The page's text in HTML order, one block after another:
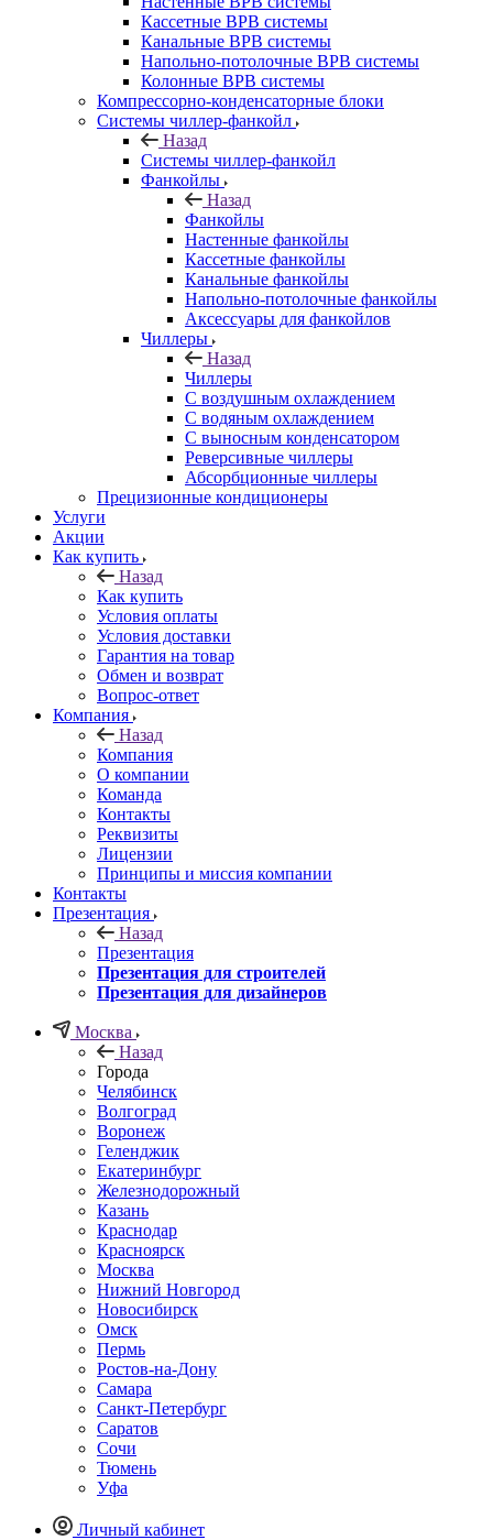
Кассетные ВРВ системы
Канальные ВРВ системы
Напольно-потолочные ВРВ системы
Колонные ВРВ системы
Компрессорно-конденсаторные блоки
Системы чиллер-фанкойл
Назад
Системы чиллер-фанкойл
Фанкойлы
Назад
Фанкойлы
Настенные фанкойлы
Кассетные фанкойлы
Канальные фанкойлы
Напольно-потолочные фанкойлы
Аксессуары для фанкойлов
Чиллеры
Назад
Чиллеры
С воздушным охлаждением
С водяным охлаждением
С выносным конденсатором
Реверсивные чиллеры
Абсорбционные чиллеры
Прецизионные кондиционеры
Услуги
Акции
Как купить
Назад
Как купить
Условия оплаты
Условия доставки
Гарантия на товар
Обмен и возврат
Вопрос-ответ
Компания
Назад
Компания
О компании
Команда
Контакты
Реквизиты
Лицензии
Принципы и миссия компании
Контакты
Презентация
Назад
Презентация
Презентация для строителей
Презентация для дизайнеров
Москва
Назад
Города
Челябинск
Волгоград
Воронеж
Геленджик
Екатеринбург
Железнодорожный
Казань
Краснодар
Красноярск
Москва
Нижний Новгород
Новосибирск
Омск
Пермь
Ростов-на-Дону
Самара
Санкт-Петербург
Саратов
Сочи
Тюмень
Уфа
Личный кабинет